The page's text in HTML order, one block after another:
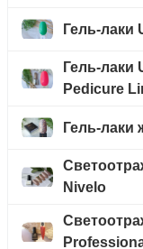
Гель-лаки
Гель-лаки
Pedicure
Гель-лаки
Nivelo